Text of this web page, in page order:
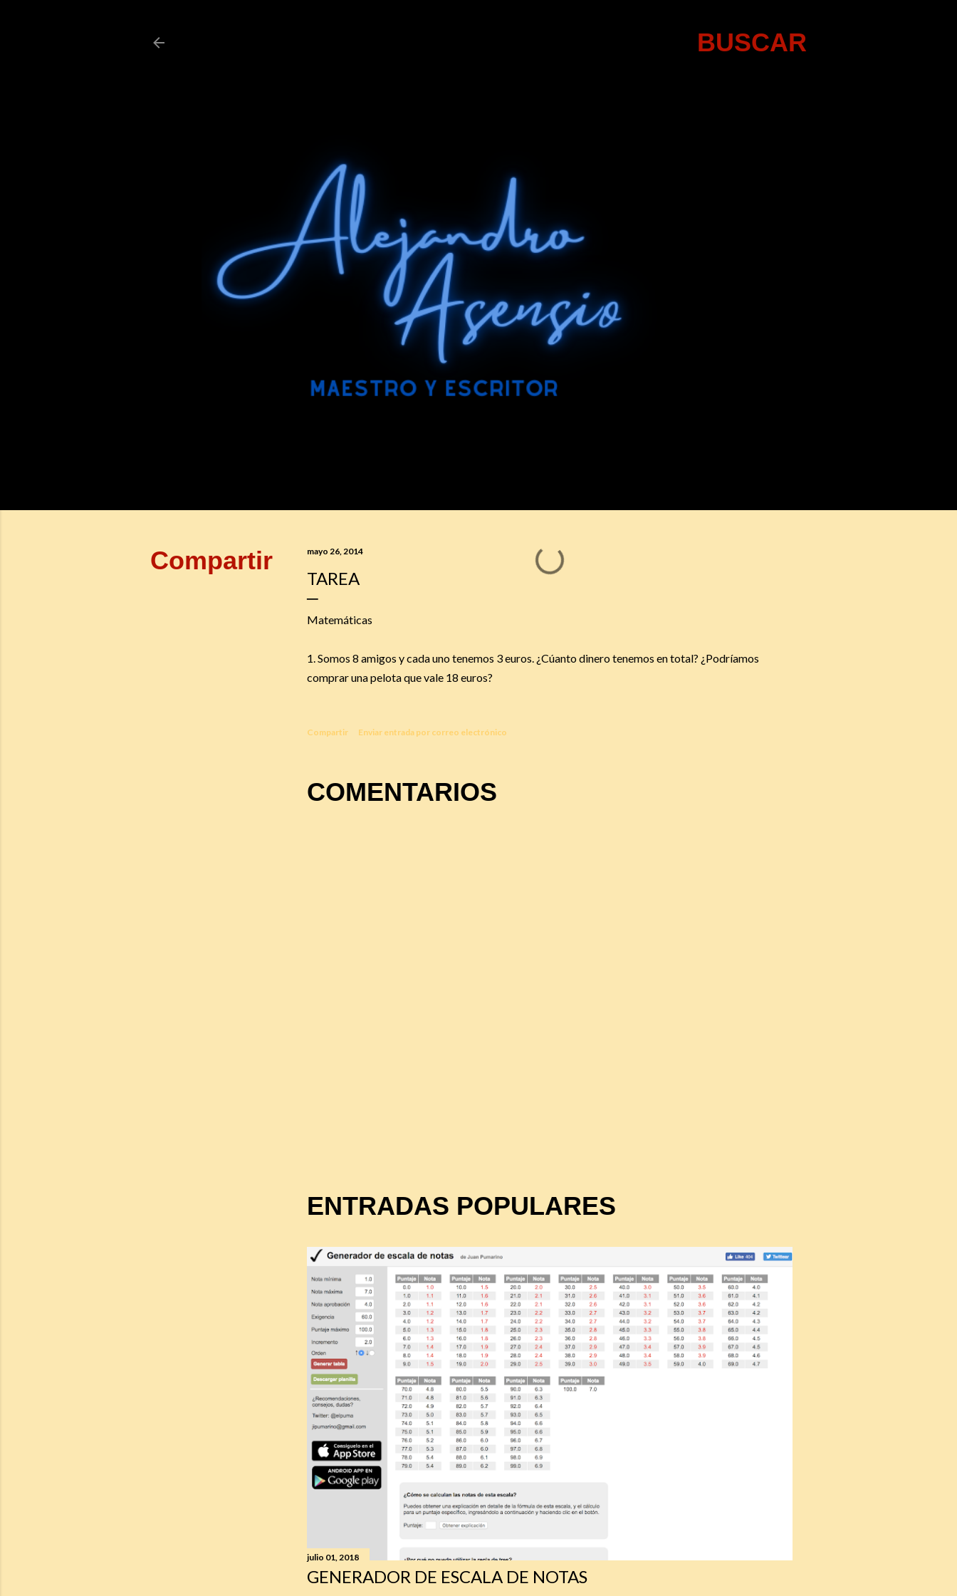
BUSCAR
Compartir mayo 26, 2014
TAREA
Matemáticas
1. Somos 8 amigos y cada uno tenemos 3 euros. ¿Cúanto dinero tenemos en total? ¿Podríamos
comprar una pelota que vale 18 euros?
Compartir Enviar entrada por correo electrónico
COMENTARIOS
ENTRADAS POPULARES
julio 01, 2018
GENERADOR DE ESCALA DE NOTAS